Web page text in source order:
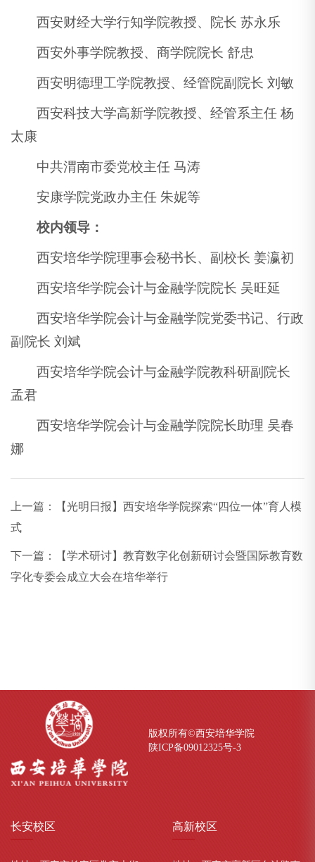
西安财经大学行知学院教授、院长 苏永乐
西安外事学院教授、商学院院长 舒忠
西安明德理工学院教授、经管院副院长 刘敏
西安科技大学高新学院教授、经管系主任 杨
太康
中共渭南市委党校主任 马涛
安康学院党政办主任 朱妮等
校内领导：
西安培华学院理事会秘书长、副校长 姜瀛初
西安培华学院会计与金融学院院长 吴旺延
西安培华学院会计与金融学院党委书记、行政
副院长 刘斌
西安培华学院会计与金融学院教科研副院长
孟君
西安培华学院会计与金融学院院长助理 吴春
娜
上一篇：
【光明日报】西安培华学院探索“四位一体”育人模
式
下一篇：
【学术研讨】教育数字化创新研讨会暨国际教育数
字化专委会成立大会在培华举行
版权所有©西安培华学院
陕ICP备09012325号-3
长安校区 高新校区